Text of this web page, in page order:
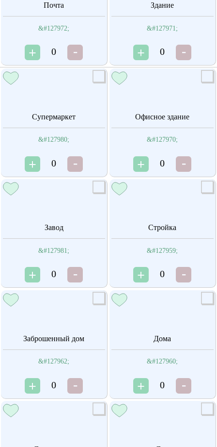
Почта
&#127972;
0
Здание
&#127971;
0
Супермаркет
&#127980;
0
Офисное здание
&#127970;
0
Завод
&#127981;
0
Стройка
&#127959;
0
Заброшенный дом
&#127962;
0
Дома
&#127960;
0